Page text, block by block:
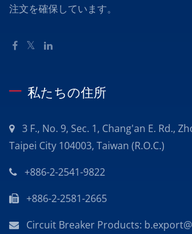
注文を確保しています。
私たちの住所
3 F., No. 9, Sec. 1, Chang'an E. Rd.,
Taipei City 104003, Taiwan (R.O.C.)
+886-2-2541-9822
+886-2-2581-2665
Circuit Breaker Products: